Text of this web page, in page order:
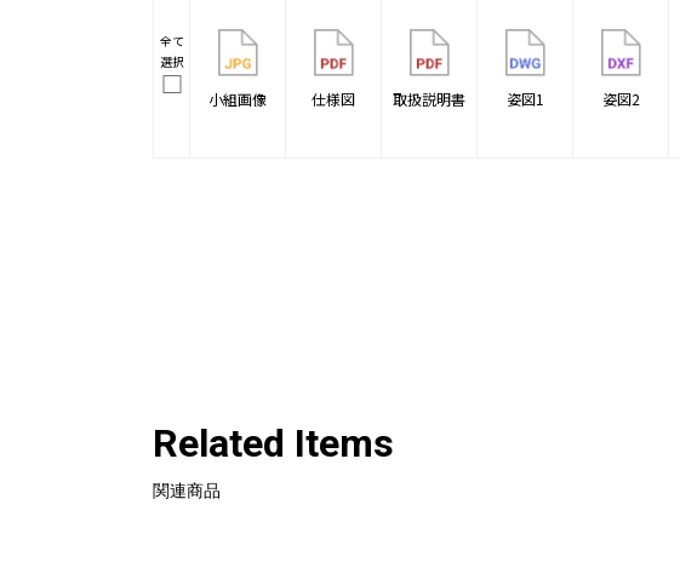
全て
選択
小組画像 仕様図 取扱説明書 姿図1 姿図2
Related Items
関連商品